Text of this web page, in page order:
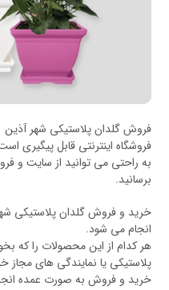
فروش گلدان پلاستیکی شهر آذین
فروشگاه اینترنتی قابل پیگیری
به راحتی می توانید از سایت و
برسانید.
خرید و فروش گلدان پلاستیکی
انجام می شود.
هر کدام از این محصولات را که
پلاستیکی یا نمایندگی های مجاز
خرید و فروش به صورت عمده